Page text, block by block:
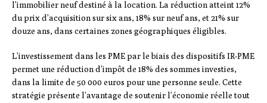
l’immobilier neuf destiné à la location. La réduction atteint 12%
du prix d’acquisition sur six ans, 18% sur neuf ans, et 21% sur
douze ans, dans certaines zones géographiques éligibles.
L’investissement dans les PME par le biais des dispositifs IR-PME
permet une réduction d’impôt de 18% des sommes investies,
dans la limite de 50 000 euros pour une personne seule. Cette
stratégie présente l’avantage de soutenir l’économie réelle tout